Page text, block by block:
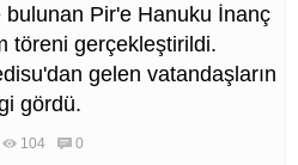
bulunan Pir'e Hanuku İnanç
töreni gerçekleştirildi.
gelen vatandaşların
gördü.
104 0